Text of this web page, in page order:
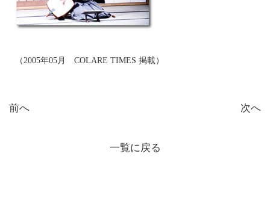
（2005年05月 COLARE TIMES 掲載）
前へ 次へ
一覧に戻る